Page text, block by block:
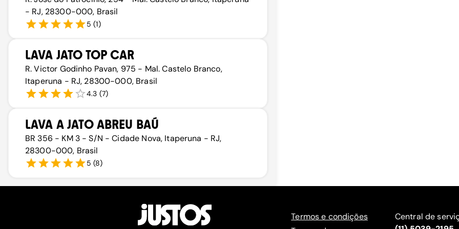
- RJ, 28300-000, Brasil
5 (1)
LAVA JATO TOP CAR
R. Victor Godinho Pavan, 975 - Mal. Castelo Branco,
Itaperuna - RJ, 28300-000, Brasil
4.3 (7)
LAVA A JATO ABREU BAÚ
BR 356 - KM 3 - S/N - Cidade Nova, Itaperuna - RJ,
28300-000, Brasil
5 (8)
Termos e condições
Central de